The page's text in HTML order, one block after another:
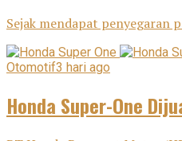
Sejak mendapat penyegaran
Otomotif3 hari ago
Honda Super-One